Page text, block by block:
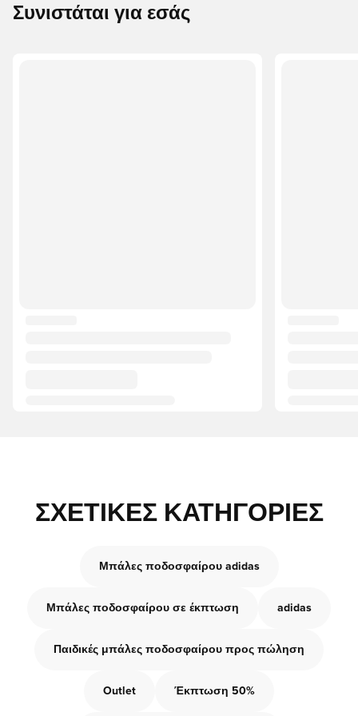
Συνιστάται για εσάς
ΣΧΕΤΙΚΈΣ ΚΑΤΗΓΟΡΊΕΣ
Μπάλες ποδοσφαίρου adidas
Μπάλες ποδοσφαίρου σε έκπτωση adidas
Παιδικές μπάλες ποδοσφαίρου προς πώληση
Outlet Έκπτωση 50%